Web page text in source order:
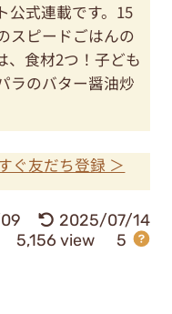
公式連載です。15
スピードごはんの
、食材2つ！子ども
ラのバター醤油炒
ぐ友だち登録 ＞
2025/07/14
5,156 view
5